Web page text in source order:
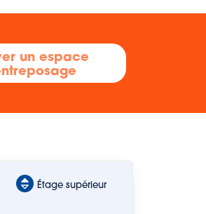
un espace
Étage supérieur